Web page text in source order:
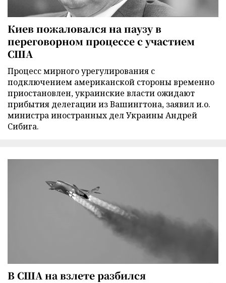
Киев пожаловался на паузу в
переговорном процессе с участием
США
Процесс мирного урегулирования с
подключением американской стороны временно
приостановлен, украинские власти ожидают
прибытия делегации из Вашингтона, заявил и.о.
министра иностранных дел Украины Андрей
Сибига.
В США на взлете разбился